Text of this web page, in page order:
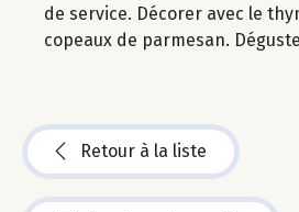
de service. Décorer avec le
copeaux de parmesan.
Retour à la liste